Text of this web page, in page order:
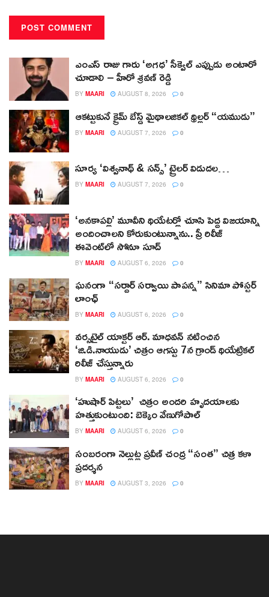
ఎంఎస్ రాజు గారు ‘అగధ’ సీక్వెల్ ఎప్పుడు అంటారో
చూడాలి – హీరో శ్రవణ్ రెడ్డి
BY MAARI AUGUST 8, 2026 0
ఆకట్టుకునే క్రైమ్ బేస్డ్ మైథాలజికల్ థ్రిల్లర్ “యముడు”
BY MAARI AUGUST 7, 2026 0
సూర్య ‘విశ్వనాథ్ & సన్స్’ ట్రైలర్ విడుదల…
BY MAARI AUGUST 7, 2026 0
‘అనకాపల్లి’ మూవీని థియేటర్లో చూసి పెద్ద విజయాన్ని
అందించాలని కోరుకుంటున్నాను.. ప్రీ రిలీజ్
ఈవెంట్‌లో సోనూ సూద్
BY MAARI AUGUST 6, 2026 0
ఘనంగా “సర్దార్ సర్వాయి పాపన్న” సినిమా పోస్టర్
లాంఛ్
BY MAARI AUGUST 6, 2026 0
వర్సటైల్ యాక్టర్ ఆర్‌. మాధవన్‌ నటించిన
‘జి.డి.నాయుడు’ చిత్రం ఆగస్టు 7న గ్రాండ్ థియేట్రికల్
రిలీజ్ చేస్తున్నారు
BY MAARI AUGUST 6, 2026 0
‘హుషార్‌ పిట్టలు’ చిత్రం అందరి హృదయాలకు
హత్తుకుంటుంది: బెక్కెం వేణుగోపాల్‌
BY MAARI AUGUST 6, 2026 0
సంబరంగా నెల్లుట్ల ప్రవీణ్ చంద్ర “సంత” చిత్ర కళా
ప్రదర్శన
BY MAARI AUGUST 3, 2026 0